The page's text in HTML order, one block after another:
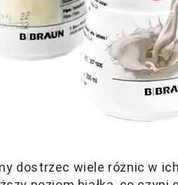
dostrzec wiele różnic w